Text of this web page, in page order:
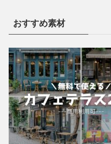
おすすめ素材